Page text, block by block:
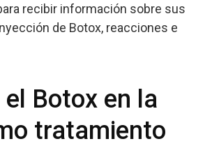
recibir información sobre sus
de Botox, reacciones e
el Botox en la
tratamiento